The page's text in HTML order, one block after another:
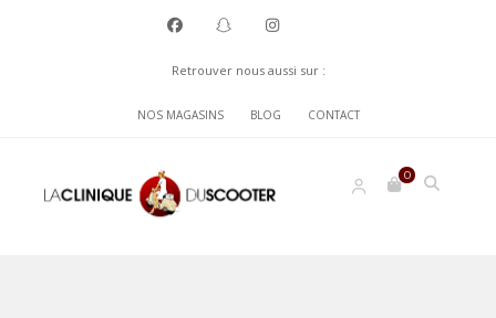
Retrouver nous aussi sur :
NOS MAGASINS BLOG CONTACT
0